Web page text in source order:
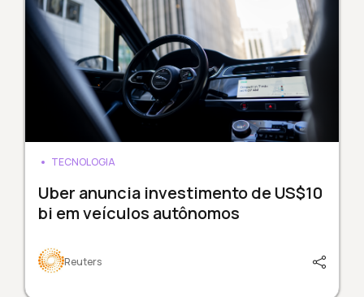
TECNOLOGIA
Uber anuncia investimento de US$10
bi em veículos autônomos
Reuters